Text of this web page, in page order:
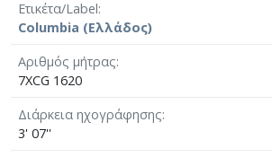
Ετικέτα/Label
Columbia (Ελλάδος)
Αριθμός μήτρας
7XCG 1620
Διάρκεια ηχογράφησης
3' 07''